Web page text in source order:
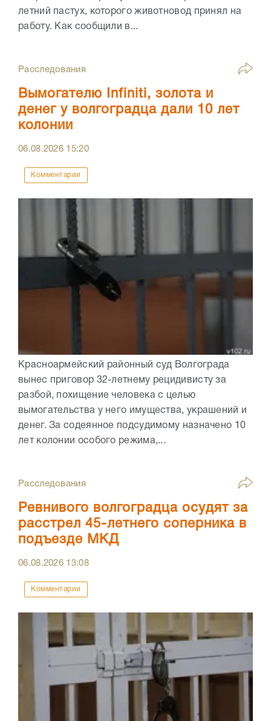
летний пастух, которого животновод принял на
работу. Как сообщили в...
Расследования
Вымогателю Infiniti, золота и
денег у волгоградца дали 10 лет
колонии
06.08.2026 15:20
Комментарии
Красноармейский районный суд Волгограда
вынес приговор 32-летнему рецидивисту за
разбой, похищение человека с целью
вымогательства у него имущества, украшений и
денег. За содеянное подсудимому назначено 10
лет колонии особого режима,...
Расследования
Ревнивого волгоградца осудят за
расстрел 45-летнего соперника в
подъезде МКД
06.08.2026 13:08
Комментарии